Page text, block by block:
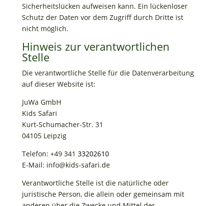
Sicherheitslücken aufweisen kann. Ein lückenloser
Schutz der Daten vor dem Zugriff durch Dritte ist
nicht möglich.
Hinweis zur verantwortlichen
Stelle
Die verantwortliche Stelle für die Datenverarbeitung
auf dieser Website ist:
JuWa GmbH
Kids Safari
Kurt-Schumacher-Str. 31
04105 Leipzig
Telefon: +49 341 33202610
E-Mail: info@kids-safari.de
Verantwortliche Stelle ist die natürliche oder
juristische Person, die allein oder gemeinsam mit